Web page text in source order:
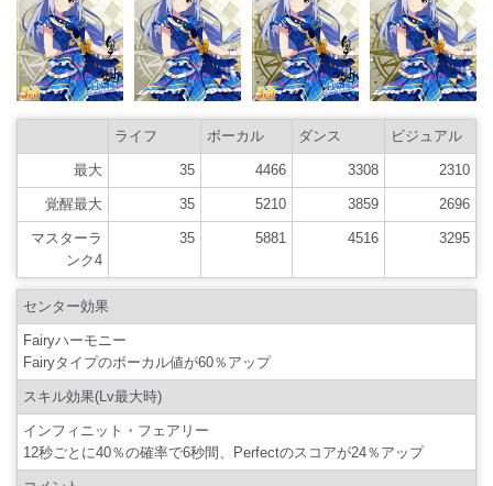
ライフ ボーカル ダンス ビジュアル
最大 35 4466 3308 2310
覚醒最大 35 5210 3859 2696
マスターラ
ンク4
35 5881 4516 3295
センター効果
Fairyハーモニー
Fairyタイプのボーカル値が60％アップ
スキル効果(Lv最大時)
インフィニット・フェアリー
12秒ごとに40％の確率で6秒間、Perfectのスコアが24％アップ